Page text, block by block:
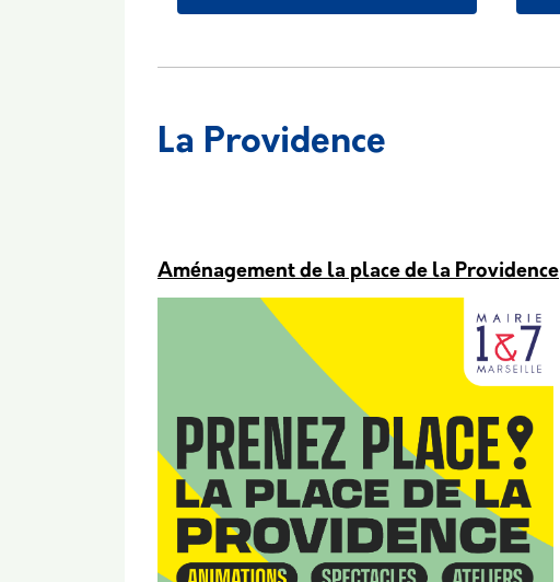
La Providence
Aménagement de la place de la Providence